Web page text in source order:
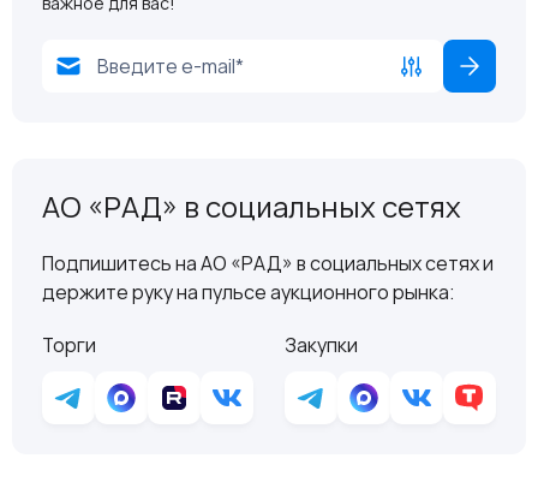
АО «РАД» в социальных сетях
Подпишитесь на АО «РАД» в социальных сетях и
держите руку на пульсе аукционного рынка:
Торги
Закупки